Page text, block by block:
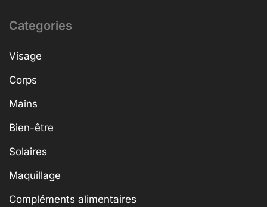
Categories
Visage
Corps
Mains
Bien-être
Solaires
Maquillage
Compléments alimentaires